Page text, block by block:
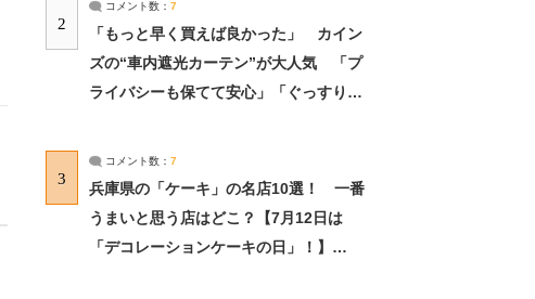
2
コメント数： 7
「もっと早く買えば良かった」 カイン
ズの“車内遮光カーテン”が大人気 「プ
ライバシーも保てて安心」「ぐっすり眠
3
コメント数： 7
兵庫県の「ケーキ」の名店10選！ 一番
うまいと思う店はどこ？【7月12日は
「デコレーションケーキの日」！】